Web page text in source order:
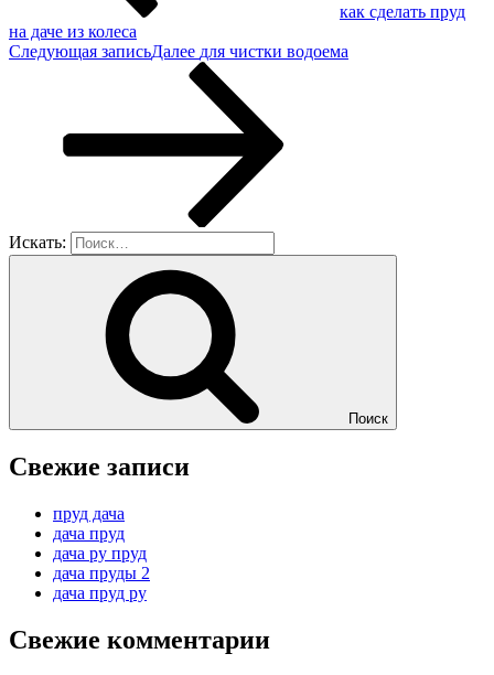
как сделать пруд
на даче из колеса
Следующая записьДалее для чистки водоема
Искать:
Поиск
Свежие записи
пруд дача
дача пруд
дача ру пруд
дача пруды 2
дача пруд ру
Свежие комментарии